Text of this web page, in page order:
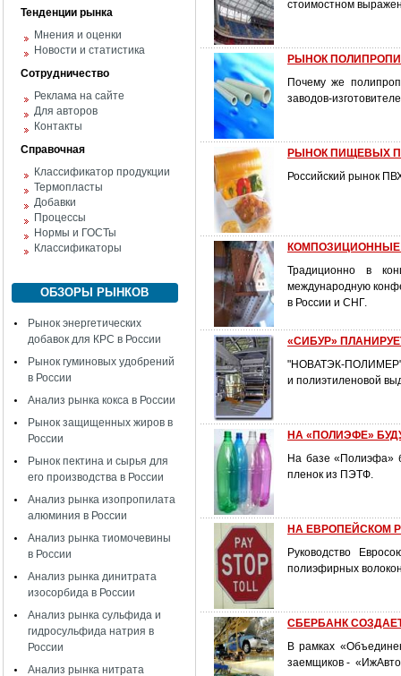
Тенденции рынка
Мнения и оценки
Новости и статистика
Сотрудничество
Реклама на сайте
Для авторов
Контакты
Справочная
Классификатор продукции
Термопласты
Добавки
Процессы
Нормы и ГОСТы
Классификаторы
ОБЗОРЫ РЫНКОВ
Рынок энергетических
добавок для КРС в России
Рынок гуминовых удобрений
в России
Анализ рынка кокса в России
Рынок защищенных жиров в
России
Рынок пектина и сырья для
его производства в России
Анализ рынка изопропилата
алюминия в России
Анализ рынка тиомочевины
в России
Анализ рынка динитрата
изосорбида в России
Анализ рынка сульфида и
гидросульфида натрия в
России
Анализ рынка нитрата
стоимостном
РЫНОК
Почему же
заводов-
РЫНОК ПИЩЕВЫХ
Российский рынок
КОМПОЗИЦИОННЫЕ
Традиционно в
международную
в России и СНГ.
«СИБУР»
"НОВАТЭК-ПОЛИМЕР" в
и полиэтиленовой
НА «ПОЛИЭФЕ»
На базе «Полиэфа»
пленок из ПЭТФ.
НА ЕВРОПЕЙСКОМ
Руководство
полиэфирных
СБЕРБАНК
В рамках
заемщиков -